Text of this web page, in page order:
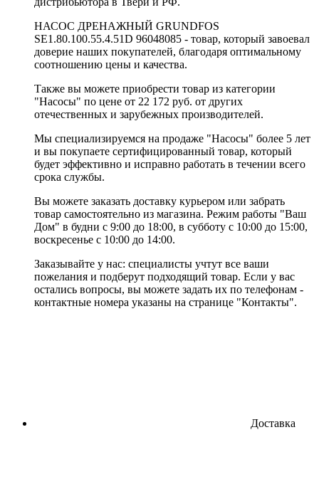
НАСОС ДРЕНАЖНЫЙ GRUNDFOS
SE1.80.100.55.4.51D 96048085 - товар, который завоевал
доверие наших покупателей, благодаря оптимальному
соотношению цены и качества.
Также вы можете приобрести товар из категории
"Насосы" по цене от 22 172 руб. от других
отечественных и зарубежных производителей.
Мы специализируемся на продаже "Насосы" более 5 лет
и вы покупаете сертифицированный товар, который
будет эффективно и исправно работать в течении всего
срока службы.
Вы можете заказать доставку курьером или забрать
товар самостоятельно из магазина. Режим работы "Ваш
Дом" в будни с 9:00 до 18:00, в субботу с 10:00 до 15:00,
воскресенье с 10:00 до 14:00.
Заказывайте у нас: специалисты учтут все ваши
пожелания и подберут подходящий товар. Если у вас
остались вопросы, вы можете задать их по телефонам -
контактные номера указаны на странице "Контакты".
Доставка